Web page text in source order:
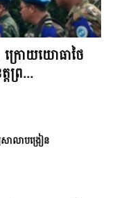
ក្រោយយោធាថៃ
ព្រ...
ាលាបង្រៀន